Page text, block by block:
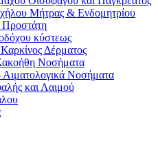
Μήτρας & Ενδομητρίου
Προστάτη
κύστεως
Δέρματος
Νοσήματα
Νοσήματα
και Λαιμού